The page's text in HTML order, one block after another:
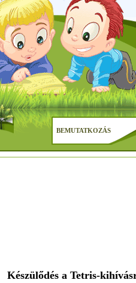
BEMUTATKOZÁS
Készülődés a Tetris-